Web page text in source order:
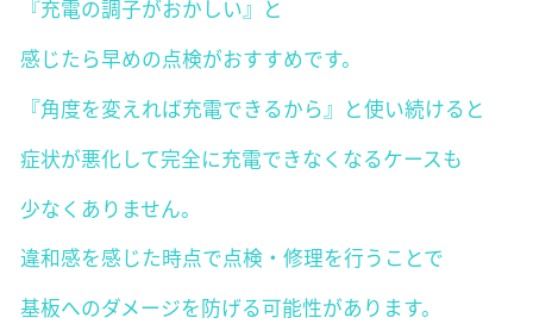
『充電の調子がおかしい』と
感じたら早めの点検がおすすめです。
『角度を変えれば充電できるから』と使い続けると
症状が悪化して完全に充電できなくなるケースも
少なくありません。
違和感を感じた時点で点検・修理を行うことで
基板へのダメージを防げる可能性があります。